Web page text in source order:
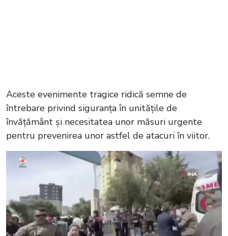
Aceste evenimente tragice ridică semne de
întrebare privind siguranța în unitățile de
învățământ și necesitatea unor măsuri urgente
pentru prevenirea unor astfel de atacuri în viitor.